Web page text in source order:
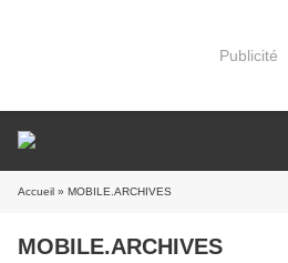
Publicité
Accueil » MOBILE.ARCHIVES
MOBILE.ARCHIVES